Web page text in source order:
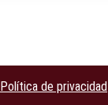
Política de privacidad